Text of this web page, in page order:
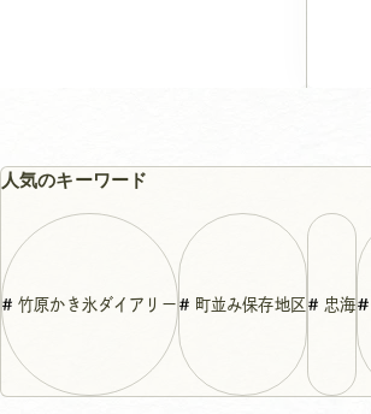
人気のキーワード
竹原かき氷ダイアリー 町並み保存地区 忠海